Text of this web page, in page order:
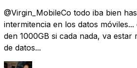
@Virgin_MobileCo todo iba bien
intermitencia en los datos
den 1000GB si cada nada, va estar
de datos...